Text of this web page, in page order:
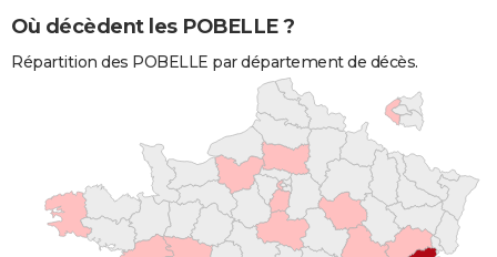
Où décèdent les POBELLE ?
Répartition des POBELLE par département de décès.